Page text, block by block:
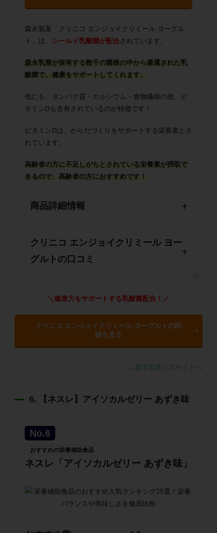
森永製菓「クリニコ エンジョイクリミール ヨーグル
ト」は、
シールド乳酸菌が配合されています。
森永乳業が保有する数千の菌株の中から厳選された乳
酸菌で、健康をサポートしてくれます。
他にも、タンパク質・カルシウム・食物繊維の他、ビ
タミンDも含有されているのが特徴です！
ビタミンDは、からだづくりをサポートする栄養素とさ
れています。
高齢者の方に不足しがちとされている栄養素が摂取で
きるので、高齢者の方におすすめです！
商品詳細情報
クリニコ エンジョイクリミール ヨー
グルトの口コミ
＼健康力をサポートする乳酸菌配合！／
クリニコ エンジョイクリミール ヨーグルトの詳
細を見る
→森永製菓公式サイトへ
6. 【ネスレ】アイソカルゼリー あずき味
No.6
おすすめの栄養補助食品
ネスレ「アイソカルゼリー あずき味」